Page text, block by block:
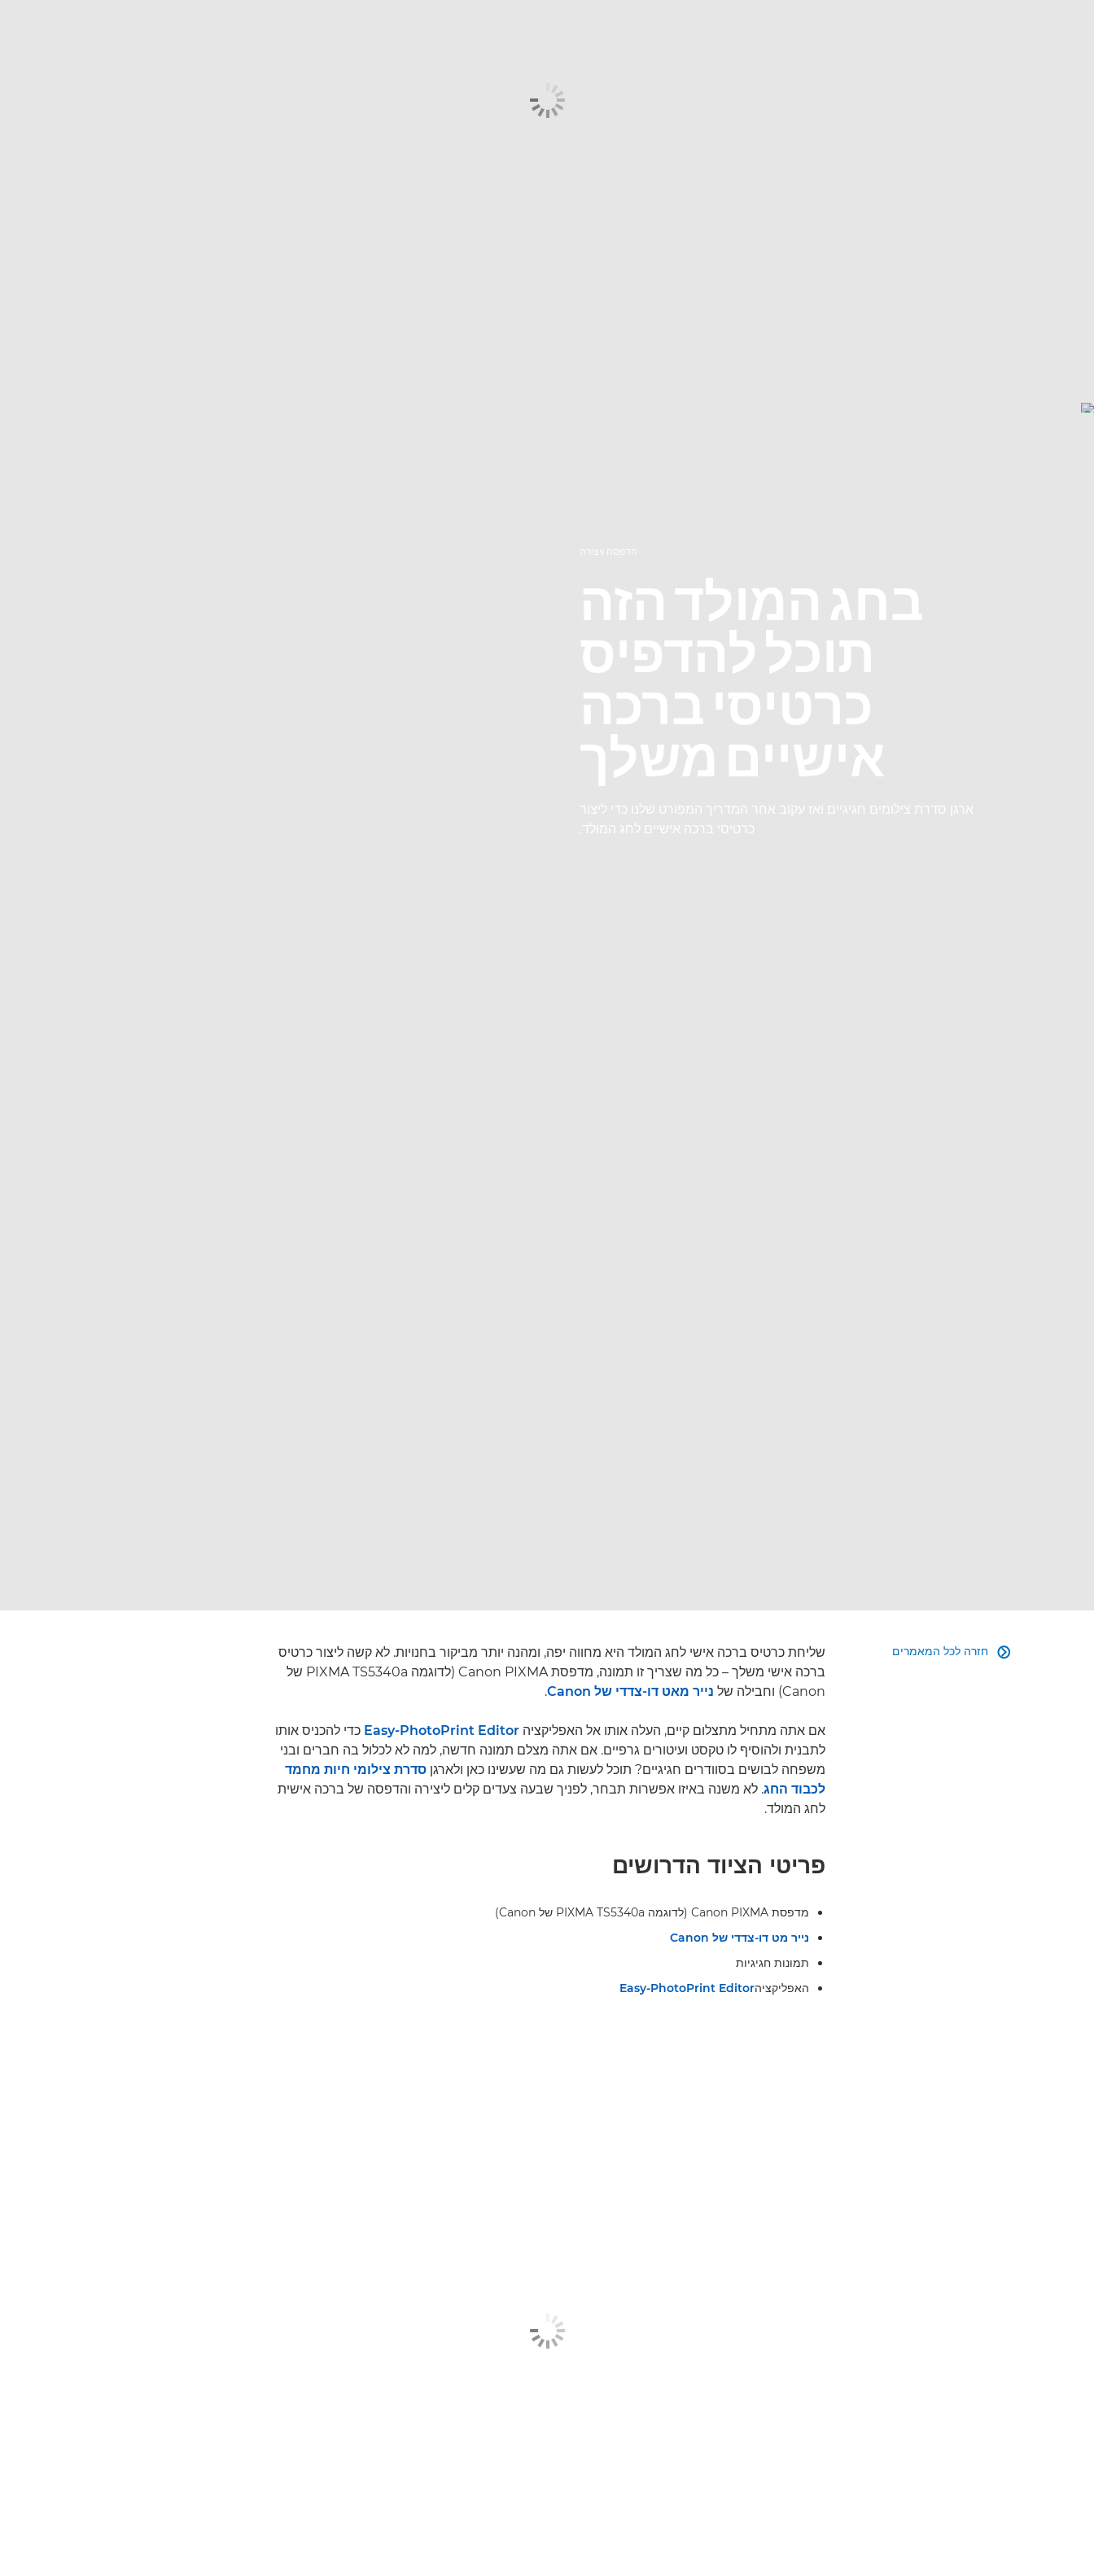
הדפסה ויצירה
בחג המולד הזה
תוכל להדפיס
כרטיסי ברכה
אישיים משלך
ארגן סדרת צילומים חגיגיים ואז עקוב אחר המדריך המפורט שלנו כדי ליצור
כרטיסי ברכה אישיים לחג המולד.
חזרה לכל המאמרים 
שליחת כרטיס ברכה אישי לחג המולד היא מחווה יפה, ומהנה יותר מביקור בחנויות. לא קשה ליצור כרטיס
ברכה אישי משלך – כל מה שצריך זו תמונה, מדפסת Canon PIXMA (לדוגמה PIXMA TS5340a של
Canon) וחבילה של
נייר מאט דו-צדדי של Canon .
אם אתה מתחיל מתצלום קיים, העלה אותו אל האפליקציה Easy-PhotoPrint Editor כדי להכניס אותו
לתבנית ולהוסיף לו טקסט ועיטורים גרפיים. אם אתה מצלם תמונה חדשה, למה לא לכלול בה חברים ובני
משפחה לבושים בסוודרים חגיגיים? תוכל לעשות גם מה שעשינו כאן ולארגן סדרת צילומי חיות מחמד
לכבוד החג. לא משנה באיזו אפשרות תבחר, לפניך שבעה צעדים קלים ליצירה והדפסה של ברכה אישית
לחג המולד.
פריטי הציוד הדרושים
מדפסת Canon PIXMA (לדוגמה PIXMA TS5340a של Canon)
נייר מט דו-צדדי של Canon
תמונות חגיגיות
האפליקציהEasy-PhotoPrint Editor